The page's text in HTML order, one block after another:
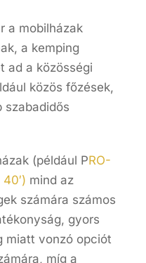
a mobilházak
a kemping
ad a közösségi
közös főzések,
szabadidős
(például PRO-
mind az
számára számos
gyors
miatt vonzó opciót
míg a